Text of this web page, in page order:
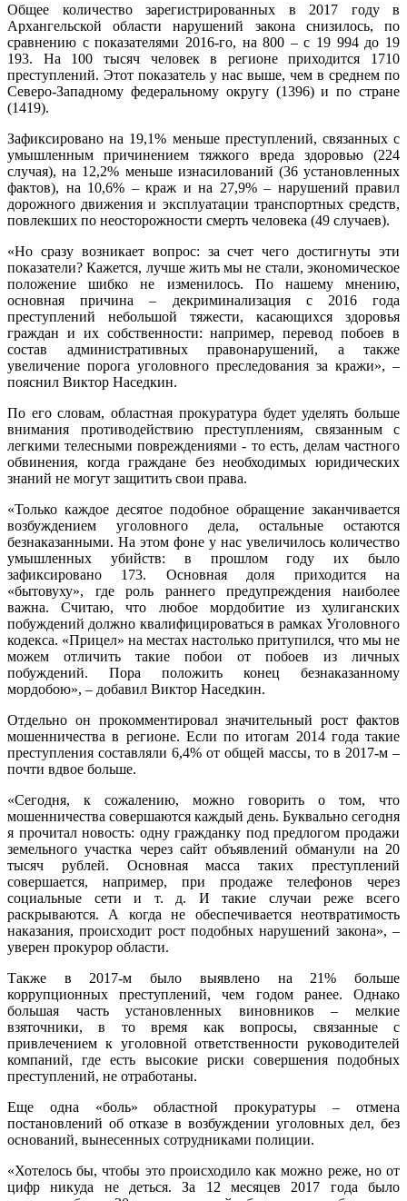
Общее количество зарегистрированных в 2017 году в
Архангельской области нарушений закона снизилось, по
сравнению с показателями 2016-го, на 800 – с 19 994 до 19
193. На 100 тысяч человек в регионе приходится 1710
преступлений. Этот показатель у нас выше, чем в среднем по
Северо-Западному федеральному округу (1396) и по стране
(1419).
Зафиксировано на 19,1% меньше преступлений, связанных с
умышленным причинением тяжкого вреда здоровью (224
случая), на 12,2% меньше изнасилований (36 установленных
фактов), на 10,6% – краж и на 27,9% – нарушений правил
дорожного движения и эксплуатации транспортных средств,
повлекших по неосторожности смерть человека (49 случаев).
«Но сразу возникает вопрос: за счет чего достигнуты эти
показатели? Кажется, лучше жить мы не стали, экономическое
положение шибко не изменилось. По нашему мнению,
основная причина – декриминализация с 2016 года
преступлений небольшой тяжести, касающихся здоровья
граждан и их собственности: например, перевод побоев в
состав административных правонарушений, а также
увеличение порога уголовного преследования за кражи», –
пояснил Виктор Наседкин.
По его словам, областная прокуратура будет уделять больше
внимания противодействию преступлениям, связанным с
легкими телесными повреждениями - то есть, делам частного
обвинения, когда граждане без необходимых юридических
знаний не могут защитить свои права.
«Только каждое десятое подобное обращение заканчивается
возбуждением уголовного дела, остальные остаются
безнаказанными. На этом фоне у нас увеличилось количество
умышленных убийств: в прошлом году их было
зафиксировано 173. Основная доля приходится на
«бытовуху», где роль раннего предупреждения наиболее
важна. Считаю, что любое мордобитие из хулиганских
побуждений должно квалифицироваться в рамках Уголовного
кодекса. «Прицел» на местах настолько притупился, что мы не
можем отличить такие побои от побоев из личных
побуждений. Пора положить конец безнаказанному
мордобою», – добавил Виктор Наседкин.
Отдельно он прокомментировал значительный рост фактов
мошенничества в регионе. Если по итогам 2014 года такие
преступления составляли 6,4% от общей массы, то в 2017-м –
почти вдвое больше.
«Сегодня, к сожалению, можно говорить о том, что
мошенничества совершаются каждый день. Буквально сегодня
я прочитал новость: одну гражданку под предлогом продажи
земельного участка через сайт объявлений обманули на 20
тысяч рублей. Основная масса таких преступлений
совершается, например, при продаже телефонов через
социальные сети и т. д. И такие случаи реже всего
раскрываются. А когда не обеспечивается неотвратимость
наказания, происходит рост подобных нарушений закона», –
уверен прокурор области.
Также в 2017-м было выявлено на 21% больше
коррупционных преступлений, чем годом ранее. Однако
большая часть установленных виновников – мелкие
взяточники, в то время как вопросы, связанные с
привлечением к уголовной ответственности руководителей
компаний, где есть высокие риски совершения подобных
преступлений, не отработаны.
Еще одна «боль» областной прокуратуры – отмена
постановлений об отказе в возбуждении уголовных дел, без
оснований, вынесенных сотрудниками полиции.
«Хотелось бы, чтобы это происходило как можно реже, но от
цифр никуда не деться. За 12 месяцев 2017 года было